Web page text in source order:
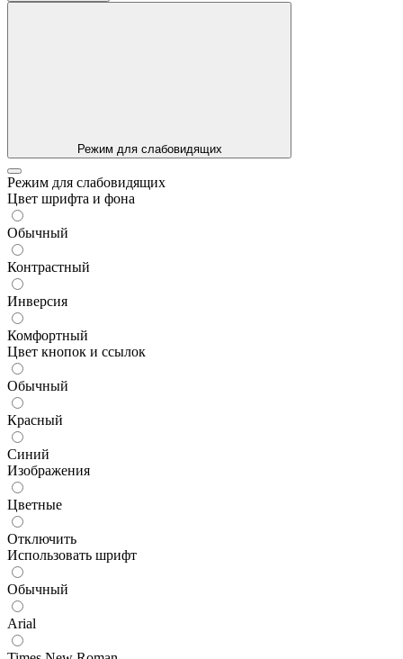
Режим для слабовидящих
Режим для слабовидящих
Цвет шрифта и фона
Обычный
Контрастный
Инверсия
Комфортный
Цвет кнопок и ссылок
Обычный
Красный
Синий
Изображения
Цветные
Отключить
Использовать шрифт
Обычный
Arial